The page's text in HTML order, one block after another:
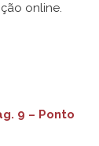
online.
9 – Ponto